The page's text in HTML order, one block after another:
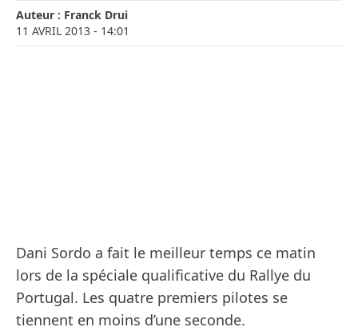
Auteur : Franck Drui
11 AVRIL 2013 - 14:01
Dani Sordo a fait le meilleur temps ce matin
lors de la spéciale qualificative du Rallye du
Portugal. Les quatre premiers pilotes se
tiennent en moins d’une seconde.